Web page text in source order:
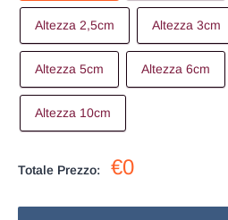
Altezza 2,5cm Altezza 3cm
Altezza 5cm Altezza 6cm
Altezza 10cm
Prezzo: €0